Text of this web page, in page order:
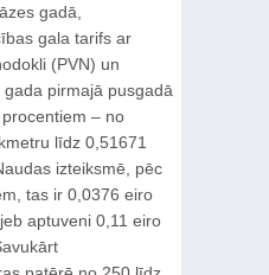
gadā,
gala tarifs ar
(PVN) un
pirmajā pusgadā
– no
līdz 0,51671
izteiksmē, pēc
tas ir 0,0376 eiro
aptuveni 0,11 eiro